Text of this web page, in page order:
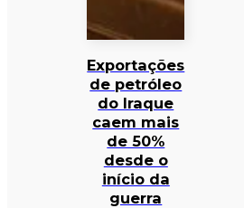
Exportações
de petróleo
do Iraque
caem mais
de 50%
desde o
início da
guerra